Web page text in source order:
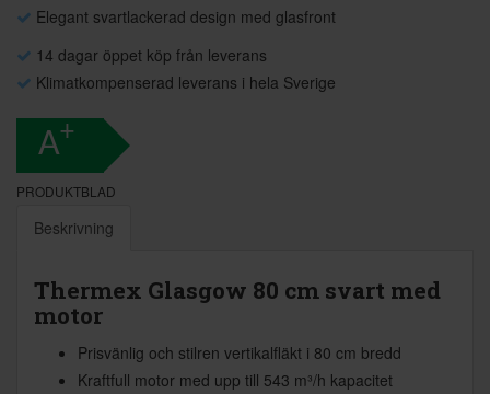
Elegant svartlackerad design med glasfront
14 dagar öppet köp från leverans
Klimatkompenserad leverans i hela Sverige
A+
PRODUKTBLAD
Beskrivning
Thermex Glasgow 80 cm svart med
motor
Prisvänlig och stilren vertikalfläkt i 80 cm bredd
Kraftfull motor med upp till 543 m³/h kapacitet